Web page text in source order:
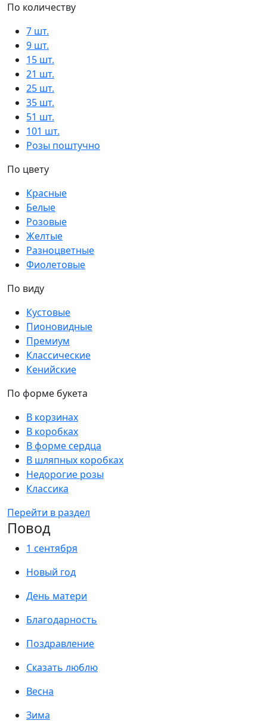
По количеству
7 шт.
9 шт.
15 шт.
21 шт.
25 шт.
35 шт.
51 шт.
101 шт.
Розы поштучно
По цвету
Красные
Белые
Розовые
Желтые
Разноцветные
Фиолетовые
По виду
Кустовые
Пионовидные
Премиум
Классические
Кенийские
По форме букета
В корзинах
В коробках
В форме сердца
В шляпных коробках
Недорогие розы
Классика
Перейти в раздел
Повод
1 сентября
Новый год
День матери
Благодарность
Поздравление
Сказать люблю
Весна
Зима